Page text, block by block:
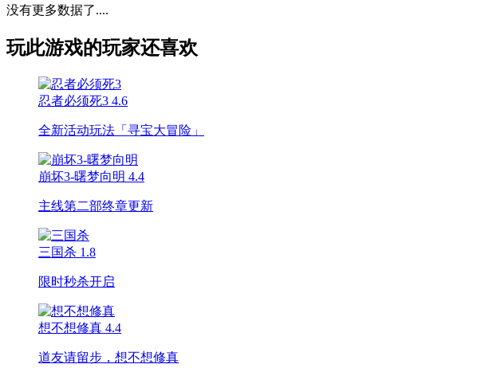
没有更多数据了....
玩此游戏的玩家还喜欢
忍者必须死3 4.6
全新活动玩法「寻宝大冒险」
崩坏3-曙梦向明 4.4
主线第二部终章更新
三国杀 1.8
限时秒杀开启
想不想修真 4.4
道友请留步，想不想修真